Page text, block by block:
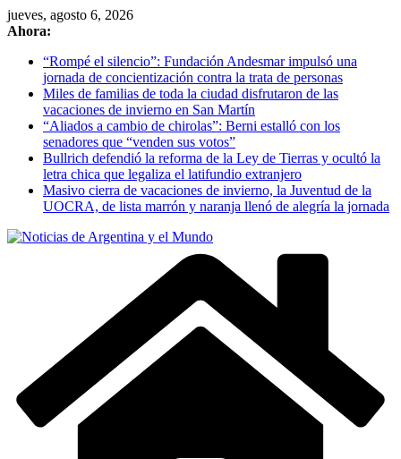
Skip
to
jueves, agosto 6, 2026
Ahora:
“Rompé el silencio”: Fundación Andesmar impulsó una
jornada de concientización contra la trata de personas
Miles de familias de toda la ciudad disfrutaron de las
vacaciones de invierno en San Martín
“Aliados a cambio de chirolas”: Berni estalló con los
senadores que “venden sus votos”
Bullrich defendió la reforma de la Ley de Tierras y ocultó la
letra chica que legaliza el latifundio extranjero
Masivo cierra de vacaciones de invierno, la Juventud de la
UOCRA, de lista marrón y naranja llenó de alegría la jornada